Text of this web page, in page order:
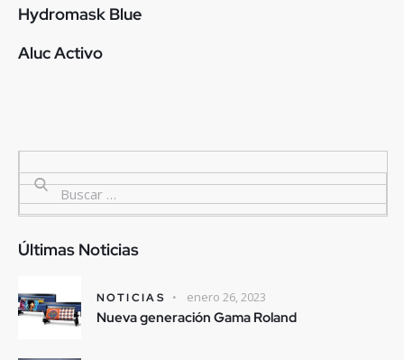
Hydromask Blue
Aluc Activo
Últimas Noticias
NOTICIAS enero 26, 2023
Nueva generación Gama Roland